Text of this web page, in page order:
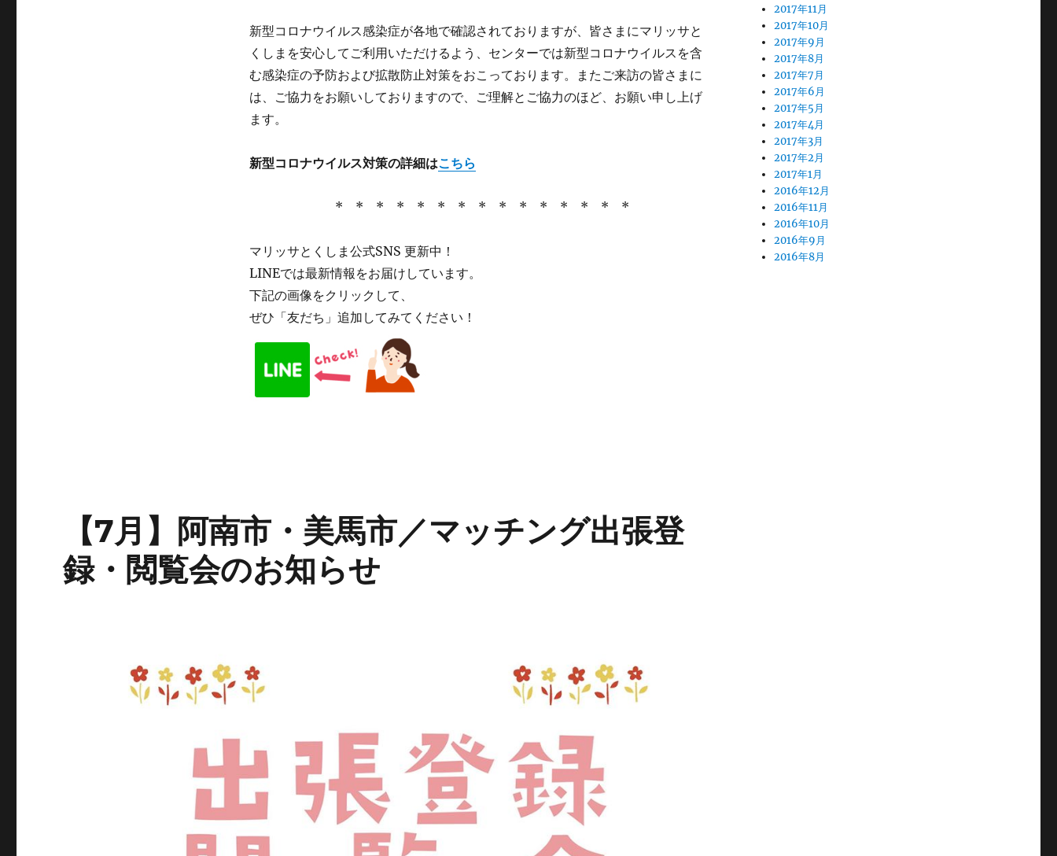
新型コロナウイルス感染症が各地で確認されておりますが、皆さまにマリッサと
くしまを安心してご利用いただけるよう、センターでは新型コロナウイルスを含
む感染症の予防および拡散防止対策をおこっております。またご来訪の皆さまに
は、ご協力をお願いしておりますので、ご理解とご協力のほど、お願い申し上げ
ます。
新型コロナウイルス対策の詳細はこちら
* * * * * * * * * * * * * * *
マリッサとくしま公式SNS 更新中！
LINEでは最新情報をお届けしています。
下記の画像をクリックして、
ぜひ「友だち」追加してみてください！
【7月】阿南市・美馬市／マッチング出張登
録・閲覧会のお知らせ
2017年11月
2017年10月
2017年9月
2017年8月
2017年7月
2017年6月
2017年5月
2017年4月
2017年3月
2017年2月
2017年1月
2016年12月
2016年11月
2016年10月
2016年9月
2016年8月